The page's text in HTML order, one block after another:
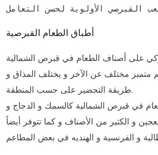
أطباق الطعام القبرصية
على أصناف الطعام في قبرص الشمالية
متميز مختلف عن الآخر و يختلف المذاق و
طريقة التحضير على حسب المنطقة.
في قبرص الشمالية كالسمك و الدجاج و
و الكثير من الأصناف و كما تتوفر أيضاً